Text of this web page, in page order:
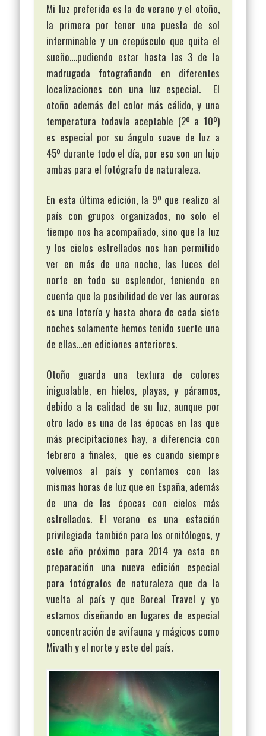
Mi luz preferida es la de verano y el otoño,
la primera por tener una puesta de sol
interminable y un crepúsculo que quita el
sueño….pudiendo estar hasta las 3 de la
madrugada fotografiando en diferentes
localizaciones con una luz especial. El
otoño además del color más cálido, y una
temperatura todavía aceptable (2º a 10º)
es especial por su ángulo suave de luz a
45º durante todo el día, por eso son un lujo
ambas para el fotógrafo de naturaleza.
En esta última edición, la 9º que realizo al
país con grupos organizados, no solo el
tiempo nos ha acompañado, sino que la luz
y los cielos estrellados nos han permitido
ver en más de una noche, las luces del
norte en todo su esplendor, teniendo en
cuenta que la posibilidad de ver las auroras
es una lotería y hasta ahora de cada siete
noches solamente hemos tenido suerte una
de ellas…en ediciones anteriores.
Otoño guarda una textura de colores
inigualable, en hielos, playas, y páramos,
debido a la calidad de su luz, aunque por
otro lado es una de las épocas en las que
más precipitaciones hay, a diferencia con
febrero a finales, que es cuando siempre
volvemos al país y contamos con las
mismas horas de luz que en España, además
de una de las épocas con cielos más
estrellados. El verano es una estación
privilegiada también para los ornitólogos, y
este año próximo para 2014 ya esta en
preparación una nueva edición especial
para fotógrafos de naturaleza que da la
vuelta al país y que Boreal Travel y yo
estamos diseñando en lugares de especial
concentración de avifauna y mágicos como
Mivath y el norte y este del país.